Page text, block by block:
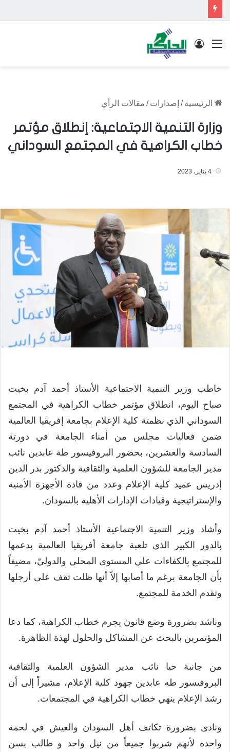
القائمة تسجيل الدخول
الرئيسية / إصدارات / مقالات الرأي
وزارة التنمية الاجتماعية: إنطلاق مؤتمر
خطاب الكراهية في المجتمع السوداني
4 يناير، 2023
خاطب وزير التنمية الاجتماعية الأستاذ أحمد آدم بخيت
صباح اليوم، انطلاق مؤتمر خطاب الكراهية في المجتمع
السوداني الذي نظمتة كلية الإعلام بجامعة إفريقيا العالمية
ضمن فعاليات مجلس من أمناء الجامعة في دورتة
السادسة والعشرين، بحضور البروفيسور طة عابدين نائب
مدير الجامعة للشؤون العلمية والثقافية والدكتور بدر الدين
إدريس عميد كلية الإعلام وعدد من قادة الأجهزة الأمنية
والإستراتيجية وقيادات الإدارات الأهلية بالسودان.
وأشاد وزير التنمية الاجتماعية الأستاذ أحمد آدم بخيت
بالدور الكبير الذي تلعبة جامعة أفريقيا العالمية بدعمها
للمجتمع بالكفاءات علي المستوى المحلي والدوليّ، مضيفاً
بأن الجامعة برغم ما أصابها إلاّ أنها ظلت تقف على أرجلها
وتقدم الخدمة للمجتمع.
وناشد بضرورة وضع قانون يجرم خطاب الكراهية، كما دعا
المؤتمرين بالبحث عن المشاكل والحلول لهذة الظاهرة.
من جانبة حيا نائب مدير الشؤون العلمية والثقافية
البروفيسور طه عابدين جهود كلية الإعلام، مشيراً إلى أن
رشد الإعلام ينهي خطاب الكراهية في المجتمعات.
ونادى بضرورة تكاتف أهل السودان والعيش في لحمة
واحده لأنهم شربوا جميعاً من نيل واحد و طالب بسن